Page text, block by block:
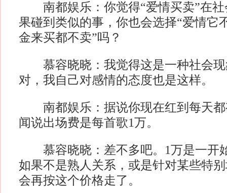
南都娱乐：你觉得“爱情买卖”在社
果碰到类似的事，你也会选择“爱情它
金来买都不卖”吗？
慕容晓晓：我觉得这是一种社会现
对，我自己对感情的态度也是这样。
南都娱乐：据说你现在红到每天都
闻说出场费是每首歌1万。
慕容晓晓：差不多吧。1万是一开
如果不是熟人关系，或是针对某些特
会再按这个价格走了。